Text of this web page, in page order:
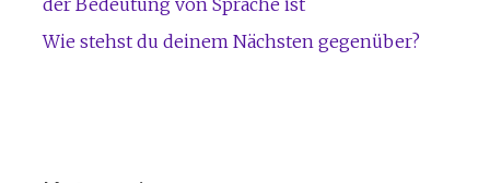
der Bedeutung von Sprache ist
Wie stehst du deinem Nächsten gegenüber?